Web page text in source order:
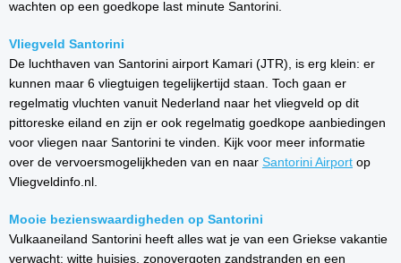
wachten op een goedkope last minute Santorini.
Vliegveld Santorini
De luchthaven van Santorini airport Kamari (JTR), is erg klein: er
kunnen maar 6 vliegtuigen tegelijkertijd staan. Toch gaan er
regelmatig vluchten vanuit Nederland naar het vliegveld op dit
pittoreske eiland en zijn er ook regelmatig goedkope aanbiedingen
voor vliegen naar Santorini te vinden. Kijk voor meer informatie
over de vervoersmogelijkheden van en naar Santorini Airport op
Vliegveldinfo.nl.
Mooie bezienswaardigheden op Santorini
Vulkaaneiland Santorini heeft alles wat je van een Griekse vakantie
verwacht: witte huisjes, zonovergoten zandstranden en een